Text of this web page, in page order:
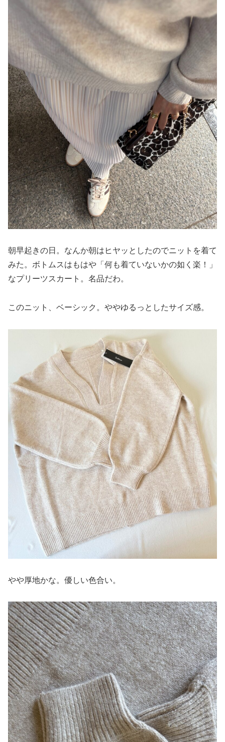
朝早起きの日。なんか朝はヒヤッとしたのでニットを着て
みた。ボトムスはもはや「何も着ていないかの如く楽！」
なプリーツスカート。名品だわ。
このニット、ベーシック。ややゆるっとしたサイズ感。
やや厚地かな。優しい色合い。